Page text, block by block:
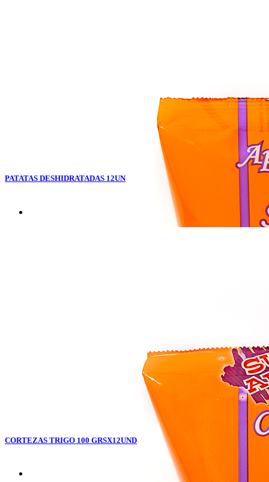
PATATAS DESHIDRATADAS 12UN
CORTEZAS TRIGO 100 GRSX12UND